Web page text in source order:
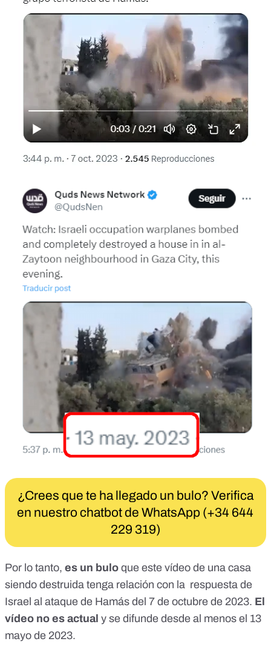
¿Crees que te ha llegado un bulo? Verifica
en nuestro chatbot de WhatsApp (+34 644
229 319)
Por lo tanto, es un bulo que este vídeo de una casa
siendo destruida tenga relación con la respuesta de
Israel al ataque de Hamás del 7 de octubre de 2023. El
vídeo no es actual y se difunde desde al menos el 13
mayo de 2023.